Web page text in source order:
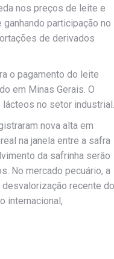
nos preços de leite e
participação no
de derivados
o pagamento do leite
em Minas Gerais. O
no setor industrial.
nova alta em
na janela entre a safra
da safrinha serão
No mercado pecuário, a
recente do
internacional,